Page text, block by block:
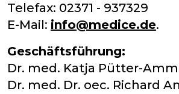
Telefax: 02371 - 937329
E-Mail: info@medice.de.
Geschäftsführung:
Dr. med. Katja Pütter-
Dr. med. Dr. oec. Richard